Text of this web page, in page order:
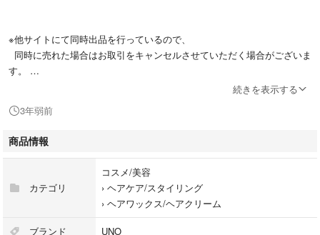
※他サイトにて同時出品を行っているので、
同時に売れた場合はお取引をキャンセルさせていただく場合がございま
す。
※此方の商品は処分価格でのご提供ですので、値下げは受け付けかねます
ので予めご了承の上、ご購入いただけます様お願い申し上げます。
※初期傷、初期汚れがある場合がございます。ご了承ください。
※通常ご入金より2～3日での発送となります。
※やむを得ない理由等で発送が遅れる場合は取引メッセージにてご連絡致
続きを表示する
3年弱前
商品情報
カテゴリ
コスメ/美容
› ヘアケア/スタイリング
› ヘアワックス/ヘアクリーム
ブランド UNO